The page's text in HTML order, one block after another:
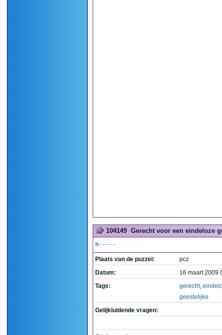
104149 Gerecht voor een eindeloze
N-----
Plaats van de puzzel:
pcz
Datum:
16 maart 2009
Tags:
gerecht,
geestelijke
Gelijkluidende vragen: